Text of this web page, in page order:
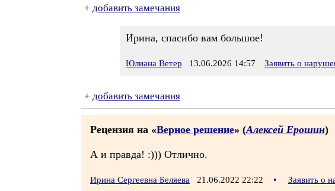
+ добавить замечания
Ирина, спасибо вам большое!
Юлиана Ветер 13.06.2026 14:57 Заявить о
+ добавить замечания
Рецензия на «Верное решение» (Алексей Ерошин)
А и правда! :))) Отлично.
Ирина Сергеевна Беляева 21.06.2022 22:22 • Заявить о